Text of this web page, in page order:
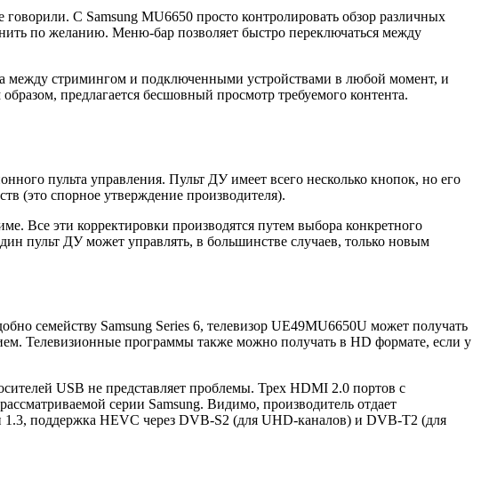
С Samsung MU6650 просто контролировать обзор различных
по желанию. Меню-бар позволяет быстро переключаться между
между стримингом и подключенными устройствами в любой момент, и
предлагается бесшовный просмотр требуемого контента.
пульта управления. Пульт ДУ имеет всего несколько кнопок, но его
(это спорное утверждение производителя).
Все эти корректировки производятся путем выбора конкретного
пульт ДУ может управлять, в большинстве случаев, только новым
семейству Samsung Series 6, телевизор UE49MU6650U может получать
Телевизионные программы также можно получать в HD формате, если у
USB не представляет проблемы. Трех HDMI 2.0 портов с
серии Samsung. Видимо, производитель отдает
поддержка HEVC через DVB-S2 (для UHD-каналов) и DVB-T2 (для